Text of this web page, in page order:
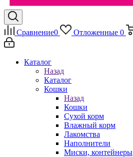
Сравнение0 Отложенные 0
Каталог
Назад
Каталог
Кошки
Назад
Кошки
Сухой корм
Влажный корм
Лакомства
Наполнители
Миски, контейнеры